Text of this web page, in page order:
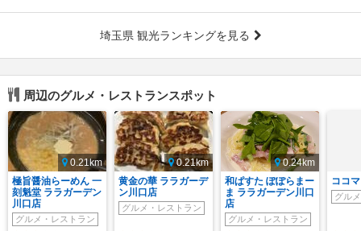
埼玉県 観光ランキングを見る
周辺のグルメ・レストランスポット
0.21km
極旨醤油らーめん 一
刻魁堂 ララガーデン
川口店
グルメ・レストラン
0.21km
黄金の華 ララガーデ
ン川口店
グルメ・レストラン
0.24km
和ぱすた ぽぽらまー
ま ララガーデン川口
店
グルメ・レストラン
ココ
グル